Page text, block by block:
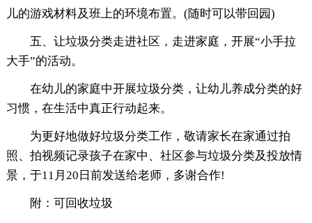
儿的游戏材料及班上的环境布置。(随时可以带回园)
五、让垃圾分类走进社区，走进家庭，开展“小手拉
大手”的活动。
在幼儿的家庭中开展垃圾分类，让幼儿养成分类的好
习惯，在生活中真正行动起来。
为更好地做好垃圾分类工作，敬请家长在家通过拍
照、拍视频记录孩子在家中、社区参与垃圾分类及投放情
景，于11月20日前发送给老师，多谢合作!
附：可回收垃圾